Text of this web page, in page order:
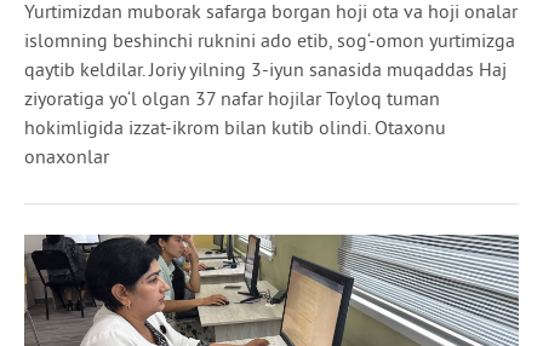
Yurtimizdan muborak safarga borgan hoji ota va hoji onalar
islomning beshinchi ruknini ado etib, sog‘-omon yurtimizga
qaytib keldilar. Joriy yilning 3-iyun sanasida muqaddas Haj
ziyoratiga yo‘l olgan 37 nafar hojilar Toyloq tuman
hokimligida izzat-ikrom bilan kutib olindi. Otaxonu
onaxonlar